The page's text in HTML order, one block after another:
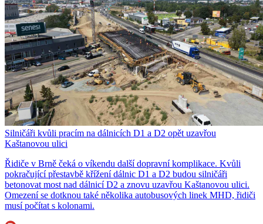
Silničáři kvůli pracím na dálnicích D1 a D2 opět uzavřou
Kaštanovou ulici
Řidiče v Brně čeká o víkendu další dopravní komplikace. Kvůli
pokračující přestavbě křížení dálnic D1 a D2 budou silničáři
betonovat most nad dálnicí D2 a znovu uzavřou Kaštanovou ulici.
Omezení se dotknou také několika autobusových linek MHD, řidiči
musí počítat s kolonami.